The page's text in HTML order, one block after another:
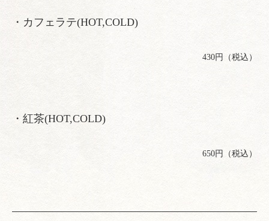
・カフェラテ(HOT,COLD)
430円（税込）
・紅茶(HOT,COLD)
650円（税込）